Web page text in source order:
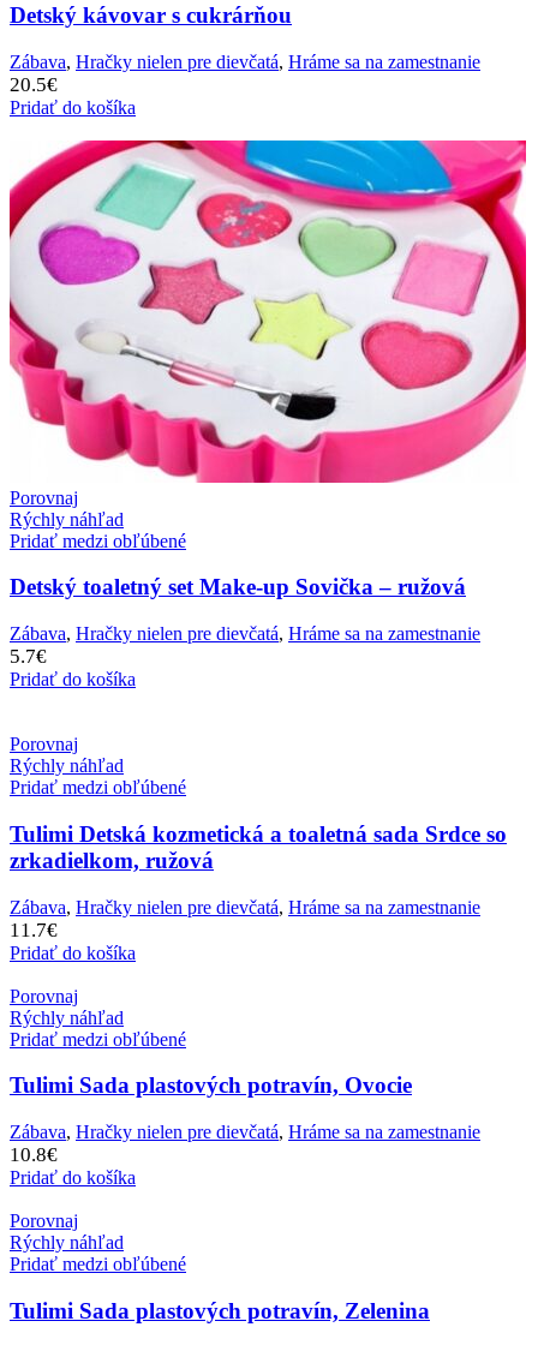
Detský kávovar s cukrárňou
Zábava, Hračky nielen pre dievčatá, Hráme sa na zamestnanie
20.5€
Pridať do košíka
Porovnaj
Rýchly náhľad
Pridať medzi obľúbené
Detský toaletný set Make-up Sovička – ružová
Zábava, Hračky nielen pre dievčatá, Hráme sa na zamestnanie
5.7€
Pridať do košíka
Porovnaj
Rýchly náhľad
Pridať medzi obľúbené
Tulimi Detská kozmetická a toaletná sada Srdce so
zrkadielkom, ružová
Zábava, Hračky nielen pre dievčatá, Hráme sa na zamestnanie
11.7€
Pridať do košíka
Porovnaj
Rýchly náhľad
Pridať medzi obľúbené
Tulimi Sada plastových potravín, Ovocie
Zábava, Hračky nielen pre dievčatá, Hráme sa na zamestnanie
10.8€
Pridať do košíka
Porovnaj
Rýchly náhľad
Pridať medzi obľúbené
Tulimi Sada plastových potravín, Zelenina